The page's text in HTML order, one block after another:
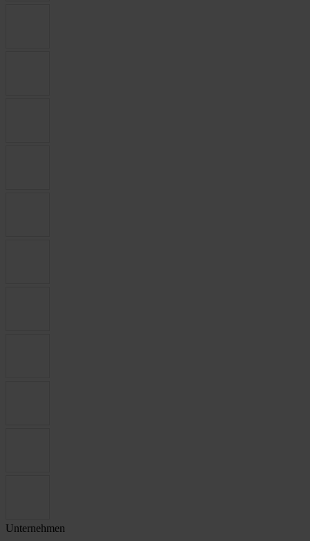
Unternehmen